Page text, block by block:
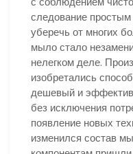
следование
уберечь от многих
мыло стало
нелегком деле.
изобретались
дешевый и
без исключения
появление новых
изменился состав